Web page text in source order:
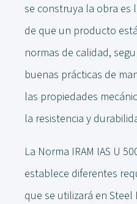
se construya la obra es
de que un producto
normas de calidad,
buenas prácticas de
las propiedades
la resistencia y
La Norma IRAM IAS U
establece diferentes
que se utilizará en